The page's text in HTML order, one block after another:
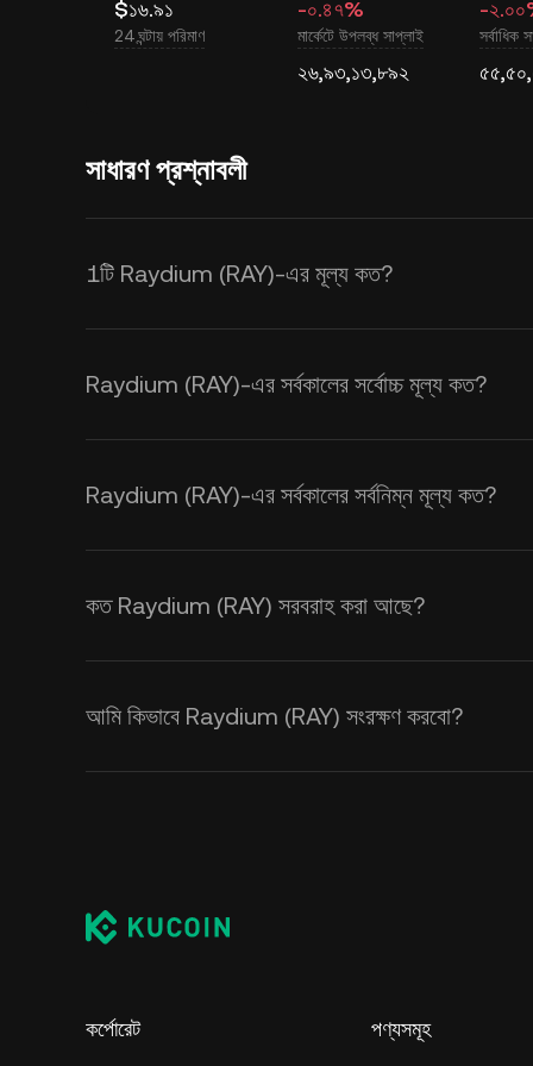
$১৬.৯১ -০.৪৭% -
24 ঘন্টায় পরিমাণ মার্কেটে উপলব্ধ সাপ্লাই
২৬,৯৩,১৩,৮৯২
সর্বাধিক
সাধারণ প্রশ্নাবলী
1টি Raydium (RAY)-এর মূল্য কত?
KuCoin, Raydium (RAY)-এর জন্য
মূল্য সরবরাহ এবং চাহিদা, সেইসাথে মার্কেট
Raydium (RAY)-এর সর্বকালের সর্বোচ্চ মূল্য কত?
Raydium (RAY)-এর সর্বকালের সর্বনিম্ন মূল্য কত?
কত Raydium (RAY) সরবরাহ করা আছে?
আমি কিভাবে Raydium (RAY) সংরক্ষণ করবো?
কর্পোরেট পণ্যসমূহ